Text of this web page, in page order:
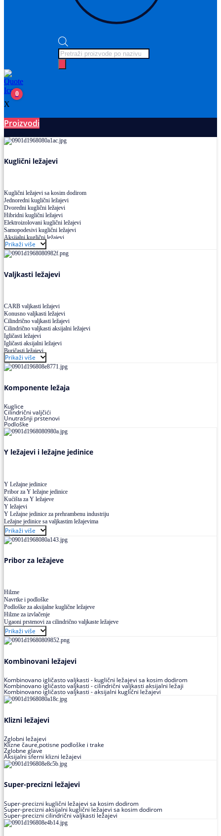
Products
search
0
X
Proizvodi
Kuglični ležajevi
Kuglični ležajevi sa kosim dodirom
Jednoredni kuglični ležajevi
Dvoredni kuglični ležajevi
Hibridni kuglični ležajevi
Elektroizolovani kuglični ležajevi
Samopodesivi kuglični ležajevi
Aksijalni kuglični ležajevi
Kuglični ležajevi od nerđajućeg čelika
Prikaži više
Valjkasti ležajevi
CARB valjkasti ležajevi
Konusno valjkasti ležajevi
Cilindrično valjkasti ležajevi
Cilindrično valjkasti aksijalni ležajevi
Igličasti ležajevi
Igličasti aksijalni ležajevi
Buričasti ležajevi
Buričasti zaptiveni ležajevi
Buričasti aksijalni ležajevi
Prikaži više
Komponente ležaja
Kuglice
Cilindrični valjčići
Unutrašnji prstenovi
Podloške
Y ležajevi i ležajne jedinice
Y Ležajne jedinice
Pribor za Y ležajne jedinice
Kućišta za Y ležajeve
Y ležajevi
Y Ležajne jedinice za prehrambenu industriju
Ležajne jedinice sa valjkastim ležajevima
Prikaži više
Pribor za ležajeve
Hilzne
Navrtke i podloške
Podloške za aksijalne kuglične ležajeve
Hilzne za izvlačenje
Ugaoni prstenovi za cilindrično valjkaste ležajeve
Prikaži više
Kombinovani ležajevi
Kombinovano igličasto valjkasti - kuglični ležajevi sa kosim dodirom
Kombinovano igličasto valjkasti - cilindrični valjkasti aksijalni ležaji
Kombinovano igličasto valjkasti - aksijalni kuglični ležajevi
Klizni ležajevi
Zglobni ležajevi
Klizne čaure,potisne podloške i trake
Zglobne glave
Aksijalni sferni klizni ležajevi
Super-precizni ležajevi
Super-precizni kuglični ležajevi sa kosim dodirom
Super-precizni aksijalni kuglični ležajevi sa kosim dodirom
Super-precizni cilindrični valjkasti ležajevi